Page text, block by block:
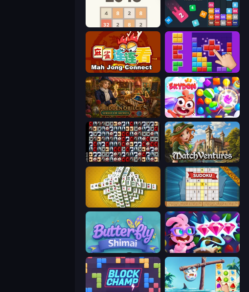
2048 Drop & Merge the Numbers
Mahjong Connect (Legacy) BlockBuster Puzzle
Hidden Object: Street Of Secrets Skydom
War Mahjong MatchVentures
Mahjong Tower Sudoku Online
Butterfly Shimai Skydom: Reforged